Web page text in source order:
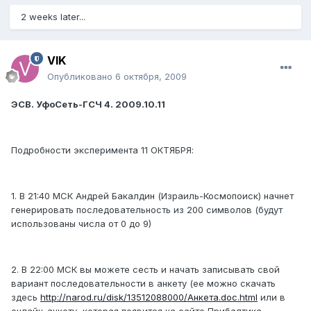
2 weeks later...
VIK
Опубликовано 6 октября, 2009
ЭСВ. УфоСеть-ГСЧ 4. 2009.10.11
Подробности эксперимента 11 ОКТЯБРЯ:
1. В 21:40 МСК Андрей Бакалдин (Израиль-Космопоиск) начнет
генерировать последовательность из 200 символов (будут
использованы числа от 0 до 9)
2. В 22:00 МСК вы можете сесть и начать записывать свой
вариант последовательности в анкету (ее можно скачать
здесь http://narod.ru/disk/13512088000/Анкета.doc.html или в